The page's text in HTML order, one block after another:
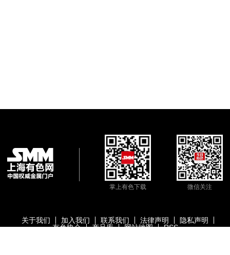
掌上有色下载 微信关注
关于我们 加入我们 联系我们 法律声明
隐私声明
有色协会
产品库 网站地图 RSS